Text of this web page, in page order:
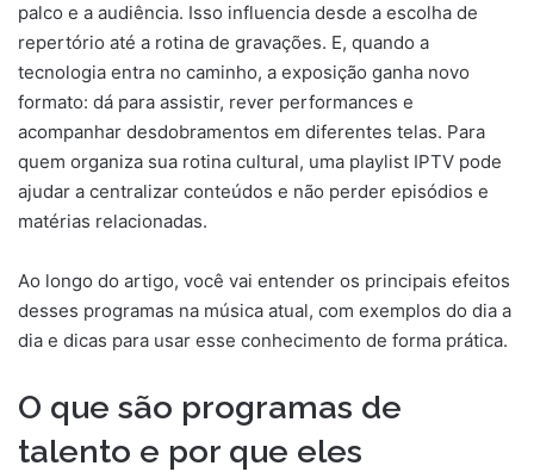
palco e a audiência. Isso influencia desde a escolha de
repertório até a rotina de gravações. E, quando a
tecnologia entra no caminho, a exposição ganha novo
formato: dá para assistir, rever performances e
acompanhar desdobramentos em diferentes telas. Para
quem organiza sua rotina cultural, uma playlist IPTV pode
ajudar a centralizar conteúdos e não perder episódios e
matérias relacionadas.
Ao longo do artigo, você vai entender os principais efeitos
desses programas na música atual, com exemplos do dia a
dia e dicas para usar esse conhecimento de forma prática.
O que são programas de
talento e por que eles